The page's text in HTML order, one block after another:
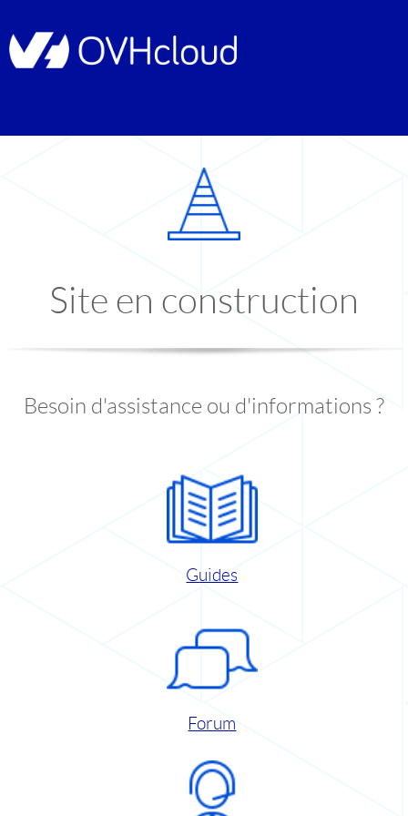
Site en construction
Besoin d'assistance ou d'informations ?
Guides
Forum